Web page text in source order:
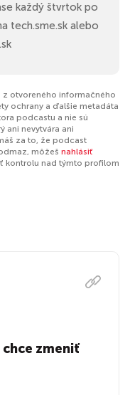
každý štvrtok po
tech.sme.sk alebo
z otvoreného informačného
ochrany a ďalšie metadáta
podcastu a nie sú
ani nevytvára ani
za to, že podcast
môžeš nahlásiť
kontrolu nad týmto profilom
chce zmeniť